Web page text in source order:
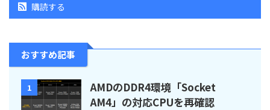
購読する
おすすめ記事
1
AMDのDDR4環境「Socket
AM4」の対応CPUを再確認